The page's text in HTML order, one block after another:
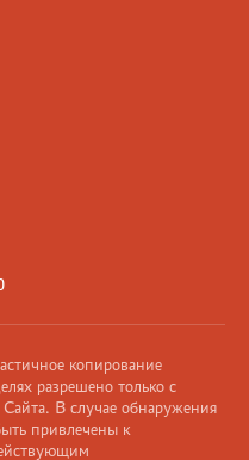
копирование
разрешено только с
В случае обнаружения
привлечены к